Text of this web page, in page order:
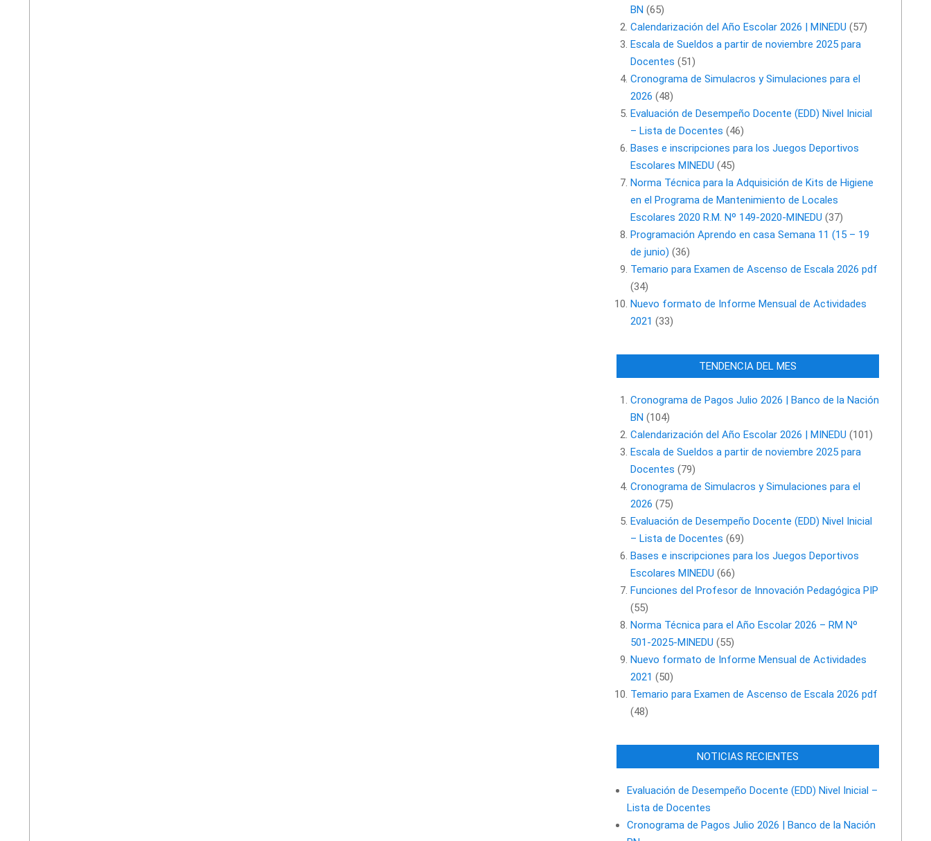
BN (65)
Calendarización del Año Escolar 2026 | MINEDU (57)
Escala de Sueldos a partir de noviembre 2025 para
Docentes (51)
Cronograma de Simulacros y Simulaciones para el
2026 (48)
Evaluación de Desempeño Docente (EDD) Nivel Inicial
– Lista de Docentes (46)
Bases e inscripciones para los Juegos Deportivos
Escolares MINEDU (45)
Norma Técnica para la Adquisición de Kits de Higiene
en el Programa de Mantenimiento de Locales
Escolares 2020 R.M. Nº 149-2020-MINEDU (37)
Programación Aprendo en casa Semana 11 (15 – 19
de junio) (36)
Temario para Examen de Ascenso de Escala 2026 pdf
(34)
Nuevo formato de Informe Mensual de Actividades
2021 (33)
TENDENCIA DEL MES
Cronograma de Pagos Julio 2026 | Banco de la Nación
BN (104)
Calendarización del Año Escolar 2026 | MINEDU (101)
Escala de Sueldos a partir de noviembre 2025 para
Docentes (79)
Cronograma de Simulacros y Simulaciones para el
2026 (75)
Evaluación de Desempeño Docente (EDD) Nivel Inicial
– Lista de Docentes (69)
Bases e inscripciones para los Juegos Deportivos
Escolares MINEDU (66)
Funciones del Profesor de Innovación Pedagógica PIP
(55)
Norma Técnica para el Año Escolar 2026 – RM Nº
501-2025-MINEDU (55)
Nuevo formato de Informe Mensual de Actividades
2021 (50)
Temario para Examen de Ascenso de Escala 2026 pdf
(48)
NOTICIAS RECIENTES
Evaluación de Desempeño Docente (EDD) Nivel Inicial –
Lista de Docentes
Cronograma de Pagos Julio 2026 | Banco de la Nación